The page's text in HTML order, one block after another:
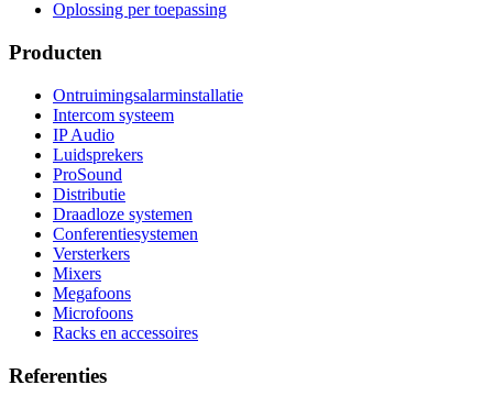
Oplossing per toepassing
Producten
Ontruimingsalarminstallatie
Intercom systeem
IP Audio
Luidsprekers
ProSound
Distributie
Draadloze systemen
Conferentiesystemen
Versterkers
Mixers
Megafoons
Microfoons
Racks en accessoires
Referenties